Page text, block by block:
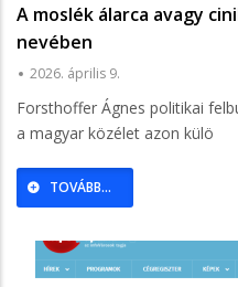
A moslék álarca avagy
nevében
2026. április 9.
Forsthoffer Ágnes politikai
a magyar közélet azon külö
TOVÁBB...